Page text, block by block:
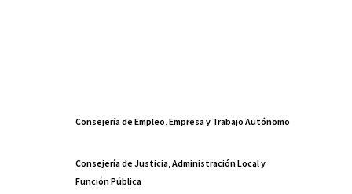
Consejería de Empleo, Empresa y Trabajo Autónomo
Consejería de Justicia, Administración Local y
Función Pública